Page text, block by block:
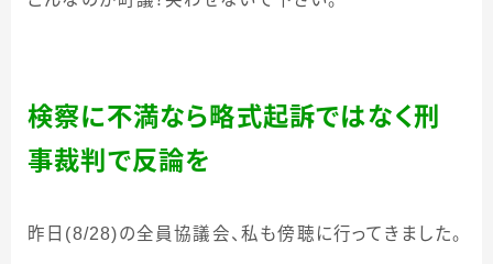
検察に不満なら略式起訴ではなく刑
事裁判で反論を
昨日 (8/28)の全員協議会、私も傍聴に行ってきました。